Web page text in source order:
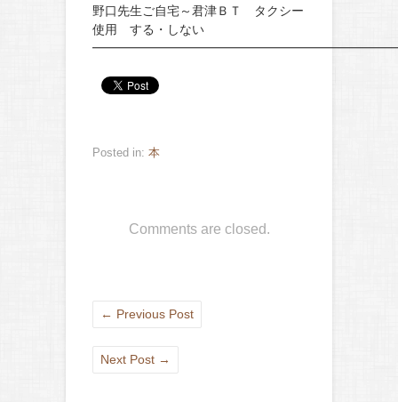
野口先生ご自宅～君津ＢＴ タクシー
使用 する・しない
Posted in: 本
Comments are closed.
← Previous Post
Next Post →